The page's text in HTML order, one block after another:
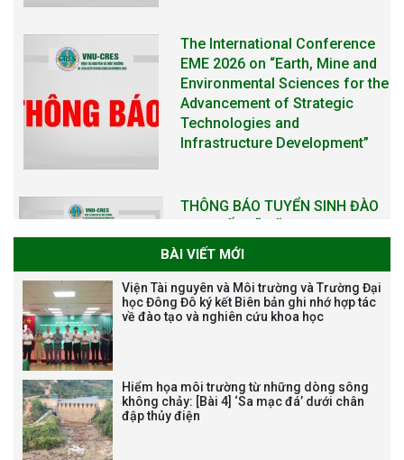
THÔNG BÁO TUYỂN SINH ĐÀO
TẠO TIẾN SĨ NĂM 2026
NĂM HỌC 2025-2026
THƯ CẢM ƠN LỄ KỶ NIỆM 40
NĂM XÂY DỰNG VÀ PHÁT TRIỂN
VIỆN (1985-2025) VÀ ĐÓN
BÀI VIẾT MỚI
Viện Tài nguyên và Môi trường và Trường Đại
học Đông Đô ký kết Biên bản ghi nhớ hợp tác
về đào tạo và nghiên cứu khoa học
Hiểm họa môi trường từ những dòng sông
không chảy: [Bài 4] ‘Sa mạc đá’ dưới chân
đập thủy điện